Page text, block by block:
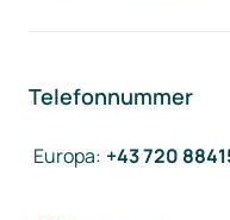
Telefonnummer
Europa: +43 720